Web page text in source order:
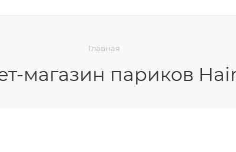
Главная
магазин париков